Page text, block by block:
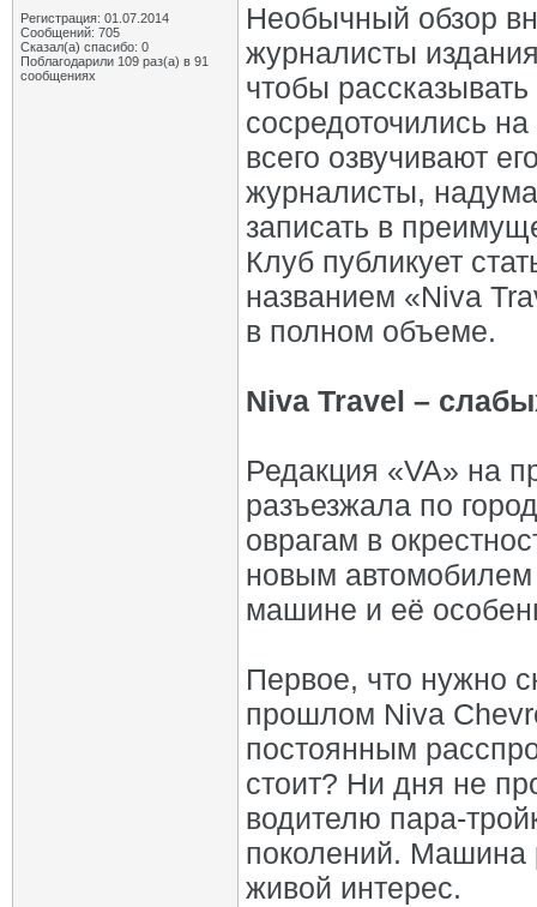
Регистрация: 01.07.2014
Сообщений: 705
Сказал(а) спасибо: 0
Поблагодарили 109 раз(а) в 91
сообщениях
Необычный обзор
журналисты
чтобы
сосредоточились
всего озвучивают
журналисты,
записать в
Клуб публикует
названием «Niva
в полном объеме.
Niva Travel –
Редакция «VA» на
разъезжала по
оврагам в
новым
машине и её
Первое, что нужно
прошлом Niva
постоянным
стоит? Ни дня не
водителю пара-
поколений. Машина
живой интерес.